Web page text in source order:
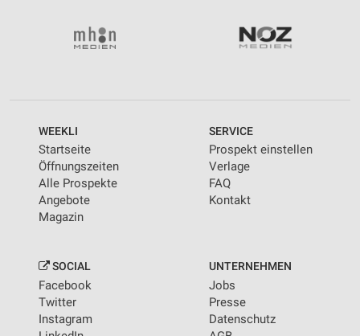
WEEKLI
Startseite
Öffnungszeiten
Alle Prospekte
Angebote
Magazin
SERVICE
Prospekt einstellen
Verlage
FAQ
Kontakt
SOCIAL
Facebook
Twitter
Instagram
UNTERNEHMEN
Jobs
Presse
Datenschutz